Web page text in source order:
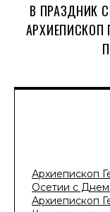
Архиепископ
Осетии с
Архиепископ
В ПРАЗДНИК
АРХИЕПИСКОП